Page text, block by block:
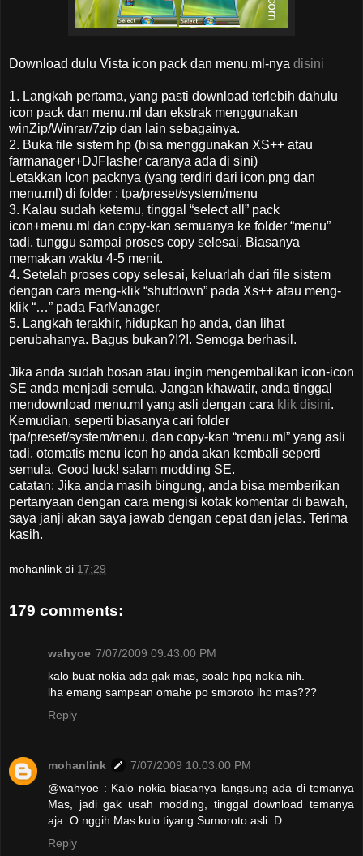
Download dulu Vista icon pack dan menu.ml-nya disini
1. Langkah pertama, yang pasti download terlebih dahulu
icon pack dan menu.ml dan ekstrak menggunakan
winZip/Winrar/7zip dan lain sebagainya.
2. Buka file sistem hp (bisa menggunakan XS++ atau
farmanager+DJFlasher caranya ada di sini)
Letakkan Icon packnya (yang terdiri dari icon.png dan
menu.ml) di folder : tpa/preset/system/menu
3. Kalau sudah ketemu, tinggal “select all” pack
icon+menu.ml dan copy-kan semuanya ke folder “menu”
tadi. tunggu sampai proses copy selesai. Biasanya
memakan waktu 4-5 menit.
4. Setelah proses copy selesai, keluarlah dari file sistem
dengan cara meng-klik “shutdown” pada Xs++ atau meng-
klik “…” pada FarManager.
5. Langkah terakhir, hidupkan hp anda, dan lihat
perubahanya. Bagus bukan?!?!. Semoga berhasil.
Jika anda sudah bosan atau ingin mengembalikan icon-icon
SE anda menjadi semula. Jangan khawatir, anda tinggal
mendownload menu.ml yang asli dengan cara klik disini.
Kemudian, seperti biasanya cari folder
tpa/preset/system/menu, dan copy-kan “menu.ml” yang asli
tadi. otomatis menu icon hp anda akan kembali seperti
semula. Good luck! salam modding SE.
catatan: Jika anda masih bingung, anda bisa memberikan
pertanyaan dengan cara mengisi kotak komentar di bawah,
saya janji akan saya jawab dengan cepat dan jelas. Terima
kasih.
mohanlink di 17:29
179 comments:
wahyoe 7/07/2009 09:43:00 PM
kalo buat nokia ada gak mas, soale hpq nokia nih.
lha emang sampean omahe po smoroto lho mas???
Reply
mohanlink
7/07/2009 10:03:00 PM
@wahyoe : Kalo nokia biasanya langsung ada di temanya
Mas, jadi gak usah modding, tinggal download temanya
aja. O nggih Mas kulo tiyang Sumoroto asli.:D
Reply